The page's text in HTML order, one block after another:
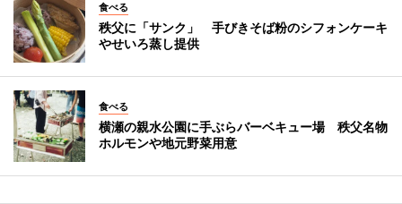
食べる
秩父に「サンク」 手びきそば粉のシフォンケーキ
やせいろ蒸し提供
食べる
横瀬の親水公園に手ぶらバーベキュー場 秩父名物
ホルモンや地元野菜用意